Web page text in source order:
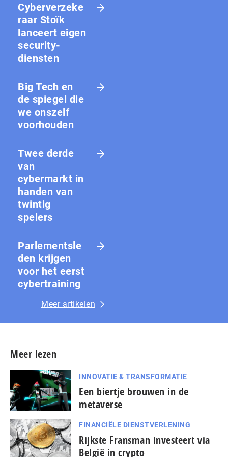
Cyberverzeke
raar Stoïk
lanceert eigen
security-
diensten
Big Tech en
de spiegel die
we onszelf
voorhouden
Twee derde
van
cybermarkt in
handen van
twintig
spelers
Parlementsle
den krijgen
voor het eerst
cybertraining
Meer artikelen
Meer lezen
INNOVATIE & TRANSFORMATIE
Een biertje brouwen in de
metaverse
FINANCIËLE DIENSTVERLENING
Rijkste Fransman investeert via
België in crypto